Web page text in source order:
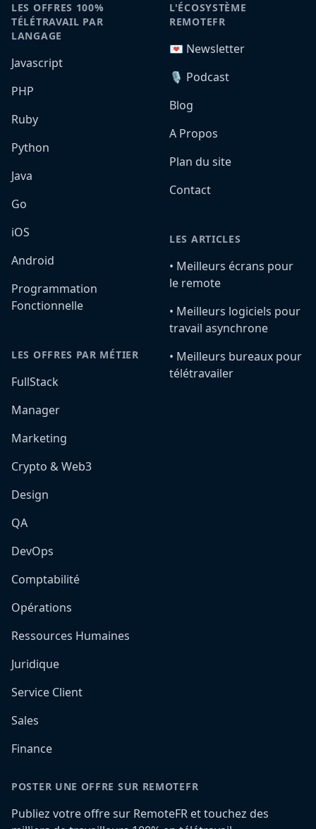
LES OFFRES 100%
TÉLÉTRAVAIL PAR
LANGAGE
Javascript
PHP
Ruby
Python
Java
Go
iOS
Android
Programmation
Fonctionnelle
LES OFFRES PAR MÉTIER
FullStack
Manager
Marketing
Crypto & Web3
Design
QA
DevOps
Comptabilité
Opérations
Ressources Humaines
Juridique
Service Client
Sales
Finance
L'ÉCOSYSTÈME
REMOTEFR
💌 Newsletter
🎙️ Podcast
Blog
A Propos
Plan du site
Contact
LES ARTICLES
•️ Meilleurs écrans pour
le remote
•️ Meilleurs logiciels pour
travail asynchrone
•️ Meilleurs bureaux pour
télétravailer
POSTER UNE OFFRE SUR REMOTEFR
Publiez votre offre sur RemoteFR et touchez des